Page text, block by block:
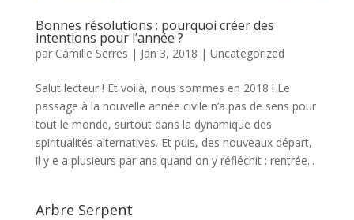
Bonnes résolutions : pourquoi créer des
intentions pour l’année ?
par Camille Serres | Jan 3, 2018 | Uncategorized
Salut lecteur ! Et voilà, nous sommes en 2018 ! Le
passage à la nouvelle année civile n’a pas de sens pour
tout le monde, surtout dans la dynamique des
spiritualités alternatives. Et puis, des nouveaux départ,
il y e a plusieurs par ans quand on y réfléchit : rentrée...
Arbre Serpent